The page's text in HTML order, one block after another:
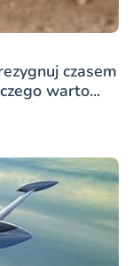
czasem
warto...